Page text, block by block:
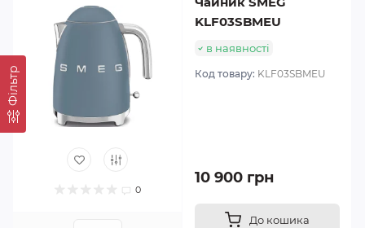
Фільтр
0
KLF03SBMEU
в наявності
Код товару: KLF03SBMEU
10 900 грн
До кошика